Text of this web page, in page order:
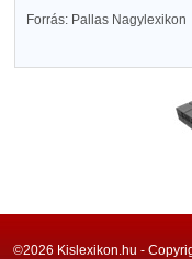
Forrás: Pallas Nagylexikon
©2026 Kislexikon.hu -